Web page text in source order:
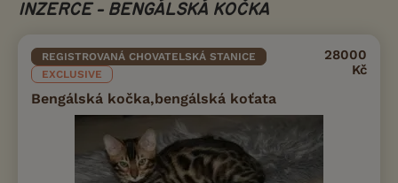
INZERCE - BENGÁLSKÁ KOČKA
REGISTROVANÁ CHOVATELSKÁ STANICE
EXCLUSIVE
Bengálská kočka,bengálská koťata
28000
Kč